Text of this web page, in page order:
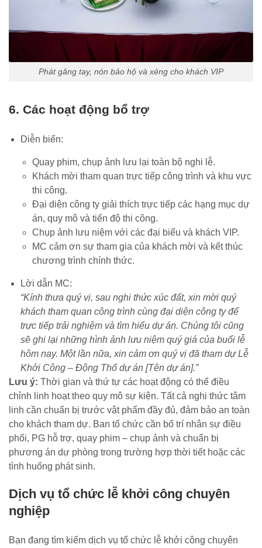
Phát găng tay, nón bảo hộ và xẻng cho khách VIP
6. Các hoạt động bổ trợ
Diễn biến:
Quay phim, chụp ảnh lưu lại toàn bộ nghi lễ.
Khách mời tham quan trực tiếp công trình và khu vực
thi công.
Đại diện công ty giải thích trực tiếp các hạng mục dự
án, quy mô và tiến độ thi công.
Chụp ảnh lưu niệm với các đại biểu và khách VIP.
MC cảm ơn sự tham gia của khách mời và kết thúc
chương trình chính thức.
Lời dẫn MC:
“Kính thưa quý vị, sau nghi thức xúc đất, xin mời quý
khách tham quan công trình cùng đại diện công ty để
trực tiếp trải nghiệm và tìm hiểu dự án. Chúng tôi cũng
sẽ ghi lại những hình ảnh lưu niệm quý giá của buổi lễ
hôm nay. Một lần nữa, xin cảm ơn quý vị đã tham dự Lễ
Khởi Công – Động Thổ dự án [Tên dự án].”
Lưu ý: Thời gian và thứ tự các hoạt động có thể điều
chỉnh linh hoạt theo quy mô sự kiện. Tất cả nghi thức tâm
linh cần chuẩn bị trước vật phẩm đầy đủ, đảm bảo an toàn
cho khách tham dự. Ban tổ chức cần bố trí nhân sự điều
phối, PG hỗ trợ, quay phim – chụp ảnh và chuẩn bị
phương án dự phòng trong trường hợp thời tiết hoặc các
tình huống phát sinh.
Dịch vụ tổ chức lễ khởi công chuyên
nghiệp
Bạn đang tìm kiếm dịch vụ tổ chức lễ khởi công chuyên